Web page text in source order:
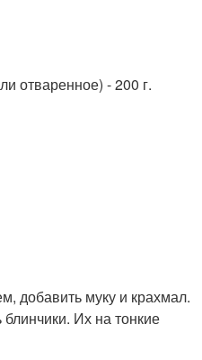
отваренное) - 200 г.
добавить муку и крахмал.
Их на тонкие